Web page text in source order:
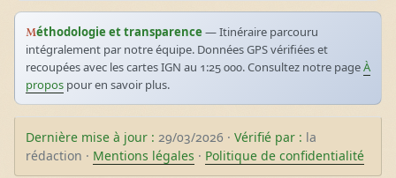
Méthodologie et transparence — Itinéraire parcouru
intégralement par notre équipe. Données GPS vérifiées et
recoupées avec les cartes IGN au 1:25 000. Consultez notre pageÀ
propos pour en savoir plus.
Dernière mise à jour : 29/03/2026 · Vérifié par : la
rédaction · Mentions légales · Politique de confidentialité